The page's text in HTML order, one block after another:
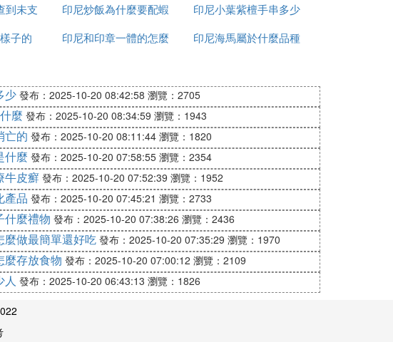
降低進口成本
權的企業。
運提單 背書、傳真空運單據換取） 6）各種進口許可
備案進區後的貨物呈保稅狀態。
票 3）裝箱單 4）提貨單（正本海運提單背書、空運
怎麼處理
到未支
印尼炒飯為什麼要配蝦
片
印尼小葉紫檀手串多少
錢
子的
印尼和印章一體的怎麼
印尼海馬屬於什麼品種
少 發布：2025-10-20 08:42:58 瀏覽：2705
麼 發布：2025-10-20 08:34:59 瀏覽：1943
亡的 發布：2025-10-20 08:11:44 瀏覽：1820
什麼 發布：2025-10-20 07:58:55 瀏覽：2354
牛皮癬 發布：2025-10-20 07:52:39 瀏覽：1952
產品 發布：2025-10-20 07:45:21 瀏覽：2733
什麼禮物 發布：2025-10-20 07:38:26 瀏覽：2436
麼做最簡單還好吃 發布：2025-10-20 07:35:29 瀏覽：1970
麼存放食物 發布：2025-10-20 07:00:12 瀏覽：2109
人 發布：2025-10-20 06:43:13 瀏覽：1826